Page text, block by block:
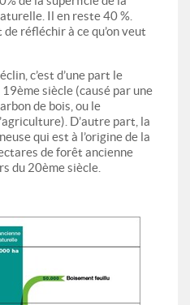
Il en reste 40 %.
de réfléchir à ce qu’on veut
c’est d’une part le
siècle (causé par une
de bois, ou le
D’autre part, la
qui est à l’origine de la
de forêt ancienne
du 20ème siècle.